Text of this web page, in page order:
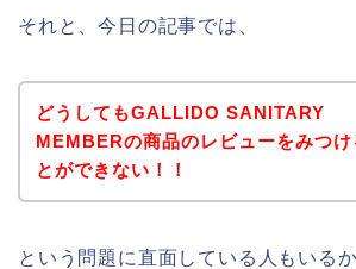
それと、今日の記事では、
どうしてもGALLIDO SANITARY
MEMBERの商品のレビューをみつけ
とができない！！
という問題に直面している人もいる